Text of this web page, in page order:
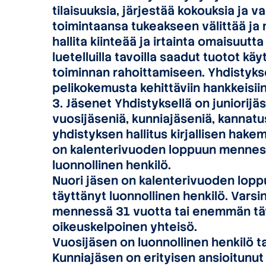
tilaisuuksia, järjestää kokouksia ja
toimintaansa tukeakseen välittää
hallita kiinteää ja irtainta
luetelluilla tavoilla saadut tuotot
toiminnan rahoittamiseen.
pelikokemusta kehittäviin
3. Jäsenet Yhdistyksellä on
vuosijäseniä, kunniajäseniä,
yhdistyksen hallitus kirjallisen
on kalenterivuoden loppuun
luonnollinen henkilö.
Nuori jäsen on kalenterivuoden
täyttänyt luonnollinen henkilö.
mennessä 31 vuotta tai enemmän
oikeuskelpoinen yhteisö.
Vuosijäsen on luonnollinen henkilö
Kunniajäsen on erityisen